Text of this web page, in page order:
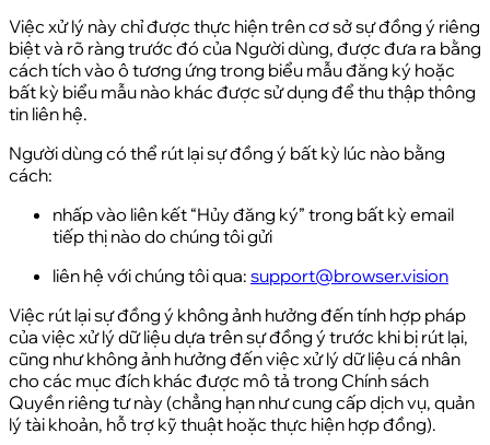
Việc xử lý này chỉ được thực hiện trên cơ sở sự đồng ý riêng
biệt và rõ ràng trước đó của Người dùng, được đưa ra bằng
cách tích vào ô tương ứng trong biểu mẫu đăng ký hoặc
bất kỳ biểu mẫu nào khác được sử dụng để thu thập thông
tin liên hệ.
Người dùng có thể rút lại sự đồng ý bất kỳ lúc nào bằng
cách:
nhấp vào liên kết “Hủy đăng ký” trong bất kỳ email
tiếp thị nào do chúng tôi gửi
liên hệ với chúng tôi qua: support@browser.vision
Việc rút lại sự đồng ý không ảnh hưởng đến tính hợp pháp
của việc xử lý dữ liệu dựa trên sự đồng ý trước khi bị rút lại,
cũng như không ảnh hưởng đến việc xử lý dữ liệu cá nhân
cho các mục đích khác được mô tả trong Chính sách
Quyền riêng tư này (chẳng hạn như cung cấp dịch vụ, quản
lý tài khoản, hỗ trợ kỹ thuật hoặc thực hiện hợp đồng).